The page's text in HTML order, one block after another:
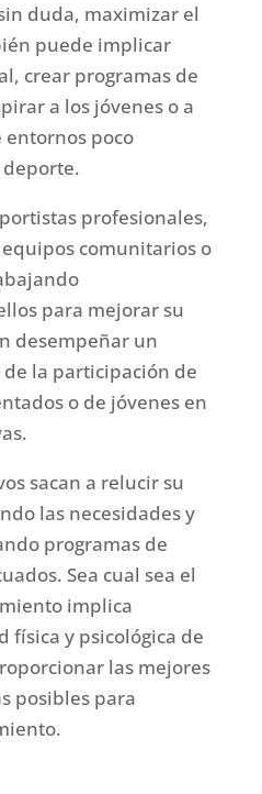
duda, maximizar el
puede implicar
crear programas de
a los jóvenes o a
entornos poco
profesionales,
comunitarios o
para mejorar su
desempeñar un
la participación de
o de jóvenes en
sacan a relucir su
las necesidades y
programas de
Sea cual sea el
implica
física y psicológica de
las mejores
posibles para